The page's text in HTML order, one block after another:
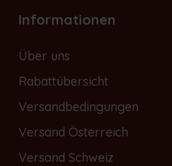
Informationen
Über uns
Rabattübersicht
Versandbedingungen
Versand Österreich
Versand Schweiz